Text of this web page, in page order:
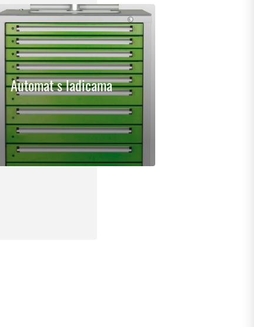
Automat s ladicama